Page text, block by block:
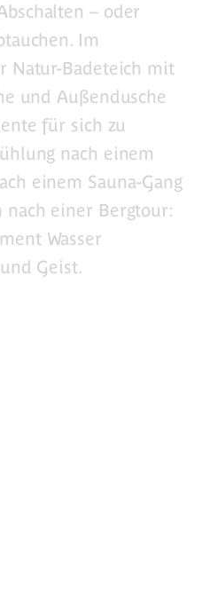
– oder
Im
Natur-Badeteich mit
und Außendusche
für sich zu
nach einem
einem Sauna-Gang
nach einer Bergtour:
Wasser
Geist.